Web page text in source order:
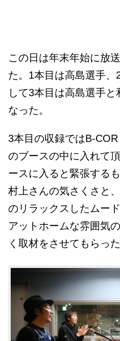
この日は年末年始に放
た。1本目は高島選手、
して3本目は高島選手
なった。
3本目の収録ではB-
のブースの中に入れて
ースに入ると緊張する
村上さんの気さくさと
のリラックスしたムー
アットホームな雰囲気
く取材をさせてもらった